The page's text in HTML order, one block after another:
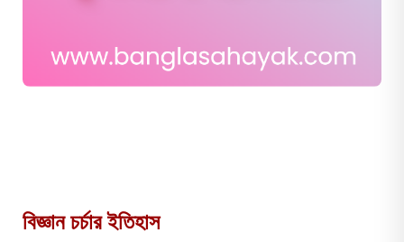
বিজ্ঞান চর্চার ইতিহাস